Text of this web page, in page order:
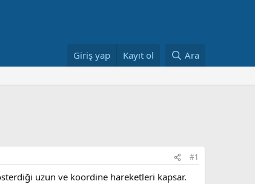
Giriş yap Kayıt ol Ara
#1
uzun ve koordine hareketleri kapsar.